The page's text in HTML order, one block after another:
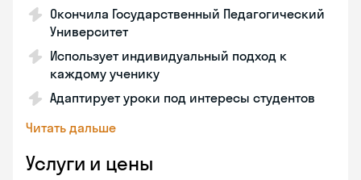
Окончила Государственный Педагогический
Университет
Использует индивидуальный подход к
каждому ученику
Адаптирует уроки под интересы студентов
Читать дальше
Услуги и цены